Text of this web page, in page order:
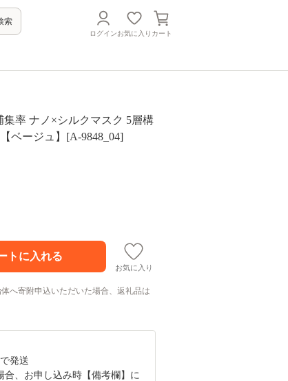
索
ログインお気に入り カート
集率 ナノ×シルクマスク 5層構
ベージュ】[A-9848_04]
お気に入り
へ寄附申込いただいた場合、返礼品は
発送
、お申し込み時【備考欄】に